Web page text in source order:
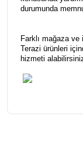
durumunda
Farklı mağaza ve
Terazi ürünleri
hizmeti
konularda